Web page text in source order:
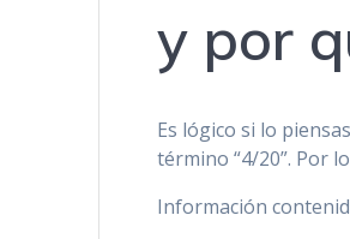
y por
Es lógico si lo
término “4/20”. Por
Información